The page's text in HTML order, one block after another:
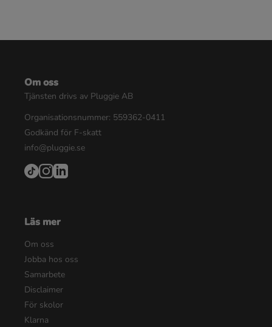
Om oss
Tjänsten drivs av Pluggie AB
Organisationsnummer: 559362-0411
Godkänd för F-skatt
info@pluggie.se
Läs mer
Om oss
Jobba hos oss
Samarbete
Disclaimer
För skolor
Klarna